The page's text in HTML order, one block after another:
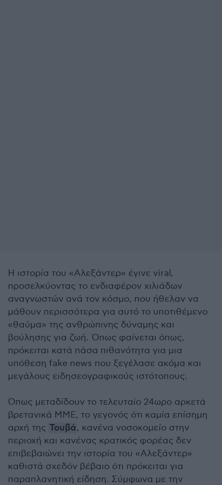
Η ιστορία του «Αλεξάντερ» έγινε viral,
προσελκύοντας το ενδιαφέρον χιλιάδων
αναγνωστών ανά τον κόσμο, που ήθελαν να
μάθουν περισσότερα για αυτό το υποτιθέμενο
«θαύμα» της ανθρώπινης δύναμης και
βούλησης για ζωή. Όπως φαίνεται όπως,
πρόκειται κατά πάσα πιθανότητα για μια
υπόθεση fake news που ξεγέλασε ακόμα και
μεγάλους ειδησεογραφικούς ιστότοπους.
Όπως μεταδίδουν το τελευταίο 24ωρο αρκετά
βρετανικά ΜΜΕ, το γεγονός ότι καμία επίσημη
αρχή της Τουβά, κανένα νοσοκομείο στην
περιοχή και κανένας κρατικός φορέας δεν
επιβεβαιώνει την ιστορία του «Αλεξάντερ»
καθιστά σχεδόν βέβαιο ότι πρόκειται για
παραπλανητική είδηση. Σύμφωνα με την